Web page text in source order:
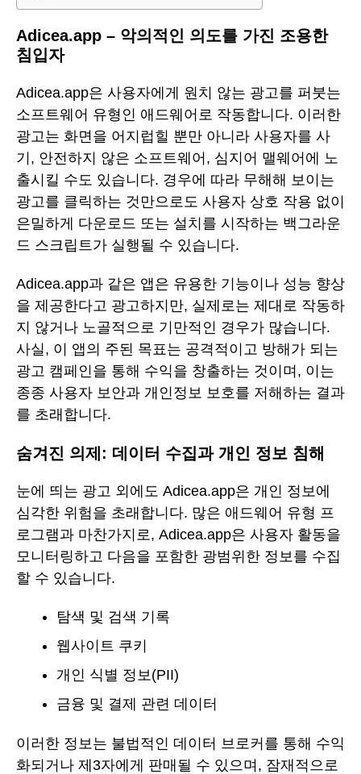
Adicea.app – 악의적인 의도를 가진 조용한
침입자
Adicea.app은 사용자에게 원치 않는 광고를 퍼붓는
소프트웨어 유형인 애드웨어로 작동합니다. 이러한
광고는 화면을 어지럽힐 뿐만 아니라 사용자를 사
기, 안전하지 않은 소프트웨어, 심지어 맬웨어에 노
출시킬 수도 있습니다. 경우에 따라 무해해 보이는
광고를 클릭하는 것만으로도 사용자 상호 작용 없이
은밀하게 다운로드 또는 설치를 시작하는 백그라운
드 스크립트가 실행될 수 있습니다.
Adicea.app과 같은 앱은 유용한 기능이나 성능 향상
을 제공한다고 광고하지만, 실제로는 제대로 작동하
지 않거나 노골적으로 기만적인 경우가 많습니다.
사실, 이 앱의 주된 목표는 공격적이고 방해가 되는
광고 캠페인을 통해 수익을 창출하는 것이며, 이는
종종 사용자 보안과 개인정보 보호를 저해하는 결과
를 초래합니다.
숨겨진 의제: 데이터 수집과 개인 정보 침해
눈에 띄는 광고 외에도 Adicea.app은 개인 정보에
심각한 위험을 초래합니다. 많은 애드웨어 유형 프
로그램과 마찬가지로, Adicea.app은 사용자 활동을
모니터링하고 다음을 포함한 광범위한 정보를 수집
할 수 있습니다.
탐색 및 검색 기록
웹사이트 쿠키
개인 식별 정보(PII)
금융 및 결제 관련 데이터
이러한 정보는 불법적인 데이터 브로커를 통해 수익
화되거나 제3자에게 판매될 수 있으며, 잠재적으로